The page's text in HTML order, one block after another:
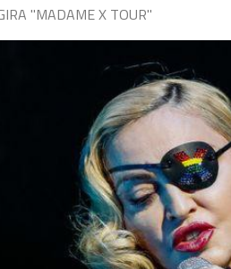
"MADAME X TOUR"